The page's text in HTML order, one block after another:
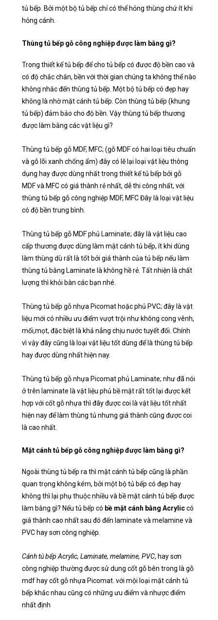
tủ bếp. Bởi một bộ tủ bếp chỉ có thể hỏng thùng chứ ít khi
hỏng cánh.
Thùng tủ bếp gỗ công nghiệp được làm bằng gì?
Trong thiết kế tủ bếp để cho tủ bếp có được độ bền cao và
có độ chắc chắn, bền với thời gian chúng ta không thể nào
không nhắc đến thùng tủ bếp. Một bộ tủ bếp có đẹp hay
không là nhờ mặt cánh tủ bếp. Còn thùng tủ bếp (khung
tủ bếp) đảm bảo cho độ bền. Vậy thùng tủ bếp thương
được làm bằng các vật liệu gì?
Thùng tủ bếp gỗ MDF, MFC; (gỗ MDF có hai loại tiêu chuẩn
và gỗ lõi xanh chống ẩm) đây có lẽ lại loại vật liệu thông
dụng hay được dùng nhất trong thiết kế tủ bếp bởi gỗ
MDF và MFC có giá thành rẻ nhất, dễ thi công nhất, với
thùng tủ bếp gỗ công nghiệp MDF, MFC Đây là loại vật liệu
có độ bền trung bình.
Thùng tủ bếp gỗ MDF phủ Laminate; đây là vật liệu cao
cấp thương được dùng làm mặt cánh tủ bếp, ít khi dùng
làm thùng dù rất là tốt bởi giá thành của tủ bếp nếu làm
thùng tủ bằng Laminate là không hề rẻ. Tất nhiện là chất
lượng thì khỏi bàn các bạn nhé.
Thùng tủ bếp gỗ nhựa Picomat hoặc phủ PVC; đây là vật
liệu mới có nhiều ưu điểm vượt trội như không cong vênh,
mối,mọt, đặc biệt là khả nẳng chịu nước tuyết đối. Chính
vì vậy đây cũng là loại vật liệu tốt dùng để là thùng tủ bếp
hay được dùng nhất hiện nay.
Thùng tủ bếp gỗ nhựa Picomat phủ Laminate; như đã nói
ở trên laminate là vật liệu phủ bề mặt rất tốt lại được kết
hợp với cốt gỗ nhựa thì đây được coi là vật liệu tốt nhất
hiện nay để làm thùng tủ nhưng giá thành cũng được coi
là cao nhất.
Mặt cánh tủ bếp gỗ công nghiệp được làm bằng gì?
Ngoài thùng tủ bếp ra thì mặt cánh tủ bếp cũng là phần
quan trọng không kém, bởi một bộ tủ bếp có đẹp hay
không thì lại phụ thuộc nhiều và bề mặt cánh tủ bếp được
làm bằng gì? Nếu tủ bếp có bề mặt cánh bằng Acryliccó
giá thành cao nhất sau đó đến laminate và melamine và
PVC hay sơn công nghiệp.
Cánh tủ bếp Acrylic, Laminate, melamine, PVC, hay sơn
công nghiệp thường được sử dung cốt gỗ bên trong là gỗ
mdf hay cốt gỗ nhựa Picomat . với mội loại mặt cánh tủ
bếp khắc nhau cũng có những ưu điểm và nhược điểm
nhất định